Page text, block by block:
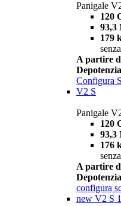
Panigale
120
93,3
179
A partire
Configura
V2 S
Panigale
120
93,3
176
A partire
configura
new V2 S